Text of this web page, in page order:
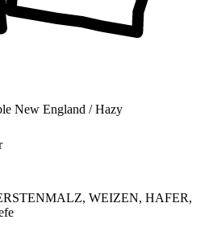
New England / Hazy
WEIZEN, HAFER,